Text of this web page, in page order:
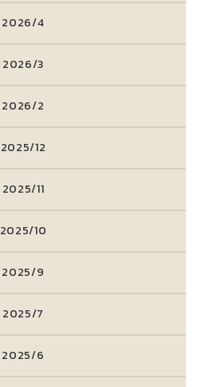
2026/4
2026/3
2026/2
2025/12
2025/11
2025/10
2025/9
2025/7
2025/6